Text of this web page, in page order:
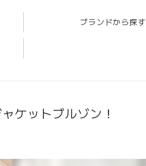
ブランドから探す
ケットブルゾン！